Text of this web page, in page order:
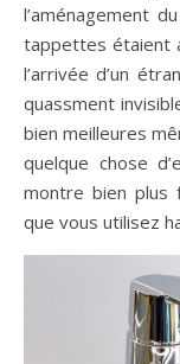
l’aménagement
tappettes étaient
l’arrivée d’un
quassment
bien meilleures
quelque chose
montre bien plus
que vous utilisez